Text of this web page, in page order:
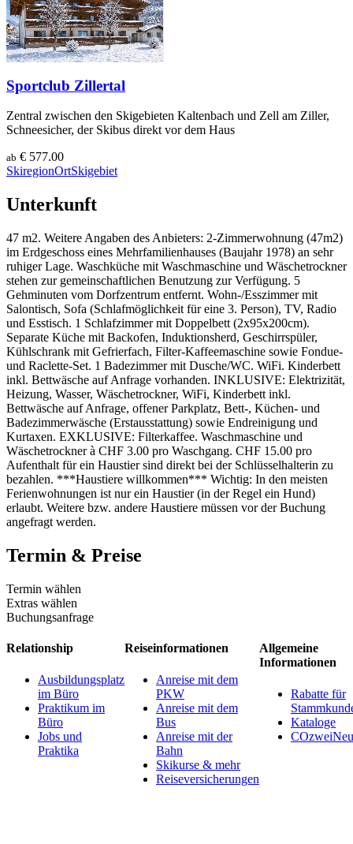
Sportclub Zillertal
Zentral zwischen den Skigebieten Kaltenbach und Zell am Ziller,
Schneesicher, der Skibus direkt vor dem Haus
ab € 577.00
SkiregionOrtSkigebiet
Unterkunft
47 m2. Weitere Angaben des Anbieters: 2-Zimmerwohnung (47m2)
im Erdgeschoss eines Mehrfamilienhauses (Baujahr 1978) an sehr
ruhiger Lage. Waschküche mit Waschmaschine und Wäschetrockner
stehen zur gemeinschaftlichen Benutzung zur Verfügung. 5
Gehminuten vom Dorfzentrum entfernt. Wohn-/Esszimmer mit
Salontisch, Sofa (Schlafmöglichkeit für eine 3. Person), TV, Radio
und Esstisch. 1 Schlafzimmer mit Doppelbett (2x95x200cm).
Separate Küche mit Backofen, Induktionsherd, Geschirrspüler,
Kühlschrank mit Gefrierfach, Filter-Kaffeemaschine sowie Fondue-
und Raclette-Set. 1 Badezimmer mit Dusche/WC. WiFi. Kinderbett
inkl. Bettwäsche auf Anfrage vorhanden. INKLUSIVE: Elektrizität,
Heizung, Wasser, Wäschetrockner, WiFi, Kinderbett inkl.
Bettwäsche auf Anfrage, offener Parkplatz, Bett-, Küchen- und
Badezimmerwäsche (Erstausstattung) sowie Endreinigung und
Kurtaxen. EXKLUSIVE: Filterkaffee. Waschmaschine und
Wäschetrockner à CHF 3.00 pro Waschgang. CHF 15.00 pro
Aufenthalt für ein Haustier sind direkt bei der Schlüsselhalterin zu
bezahlen. ***Haustiere willkommen*** Wichtig: In den meisten
Ferienwohnungen ist nur ein Haustier (in der Regel ein Hund)
erlaubt. Weitere bzw. andere Haustiere müssen vor der Buchung
angefragt werden.
Termin & Preise
Termin wählen
Extras wählen
Buchungsanfrage
Relationship
Ausbildungsplatz
im Büro
Praktikum im
Büro
Jobs und
Praktika
Reiseinformationen
Anreise mit dem
PKW
Anreise mit dem
Bus
Anreise mit der
Bahn
Skikurse & mehr
Reiseversicherungen
Allgemeine
Informationen
Rabatte für
Kataloge